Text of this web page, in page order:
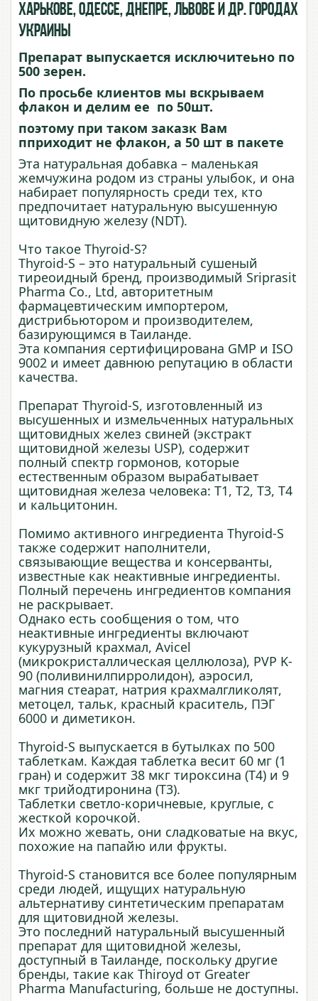
Харькове, Одессе, Днепре, Львове и др. городах
Украины
Препарат выпускается исключитеьно по
500 зерен.
По просьбе клиентов мы вскрываем
флакон и делим ее по 50шт.
поэтому при таком заказк Вам
пприходит не флакон, а 50 шт в пакете
Эта натуральная добавка – маленькая
жемчужина родом из страны улыбок, и она
набирает популярность среди тех, кто
предпочитает натуральную высушенную
щитовидную железу (NDT).
Что такое Thyroid-S?
Thyroid-S – это натуральный сушеный
тиреоидный бренд, производимый Sriprasit
Pharma Co., Ltd, авторитетным
фармацевтическим импортером,
дистрибьютором и производителем,
базирующимся в Таиланде.
Эта компания сертифицирована GMP и ISO
9002 и имеет давнюю репутацию в области
качества.
Препарат Thyroid-S, изготовленный из
высушенных и измельченных натуральных
щитовидных желез свиней (экстракт
щитовидной железы USP), содержит
полный спектр гормонов, которые
естественным образом вырабатывает
щитовидная железа человека: Т1, Т2, Т3, Т4
и кальцитонин.
Помимо активного ингредиента Thyroid-S
также содержит наполнители,
связывающие вещества и консерванты,
известные как неактивные ингредиенты.
Полный перечень ингредиентов компания
не раскрывает.
Однако есть сообщения о том, что
неактивные ингредиенты включают
кукурузный крахмал, Avicel
(микрокристаллическая целлюлоза), PVP K-
90 (поливинилпирролидон), аэросил,
магния стеарат, натрия крахмалгликолят,
метоцел, тальк, красный краситель, ПЭГ
6000 и диметикон.
Thyroid-S выпускается в бутылках по 500
таблеткам. Каждая таблетка весит 60 мг (1
гран) и содержит 38 мкг тироксина (Т4) и 9
мкг трийодтиронина (Т3).
Таблетки светло-коричневые, круглые, с
жесткой корочкой.
Их можно жевать, они сладковатые на вкус,
похожие на папайю или фрукты.
Thyroid-S становится все более популярным
среди людей, ищущих натуральную
альтернативу синтетическим препаратам
для щитовидной железы.
Это последний натуральный высушенный
препарат для щитовидной железы,
доступный в Таиланде, поскольку другие
бренды, такие как Thiroyd от Greater
Pharma Manufacturing, больше не доступны.